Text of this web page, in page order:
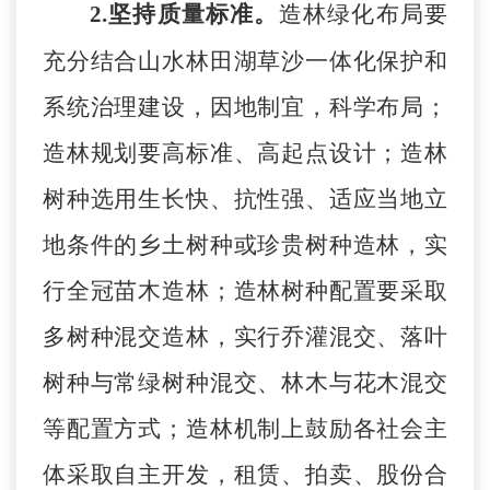
2.坚持质量标准。 造林绿化布局要
充分结合山水林田湖草沙一体化保护和
系统治理建设 ，因地制宜， 科学布局 ；
造林规划要高标准、高起点设计 ； 造林
树种选用生长快、抗性强、适应当地立
地条件的乡土树种或珍贵树种造林，实
行全冠苗木造林 ； 造林树种配置要采取
多树种混交造林，实行乔灌混交、落叶
树种与常绿树种混交、林木与花木混交
等配置方式 ； 造林机制上鼓励各社会主
体采取自主开发，租赁、拍卖、股份合